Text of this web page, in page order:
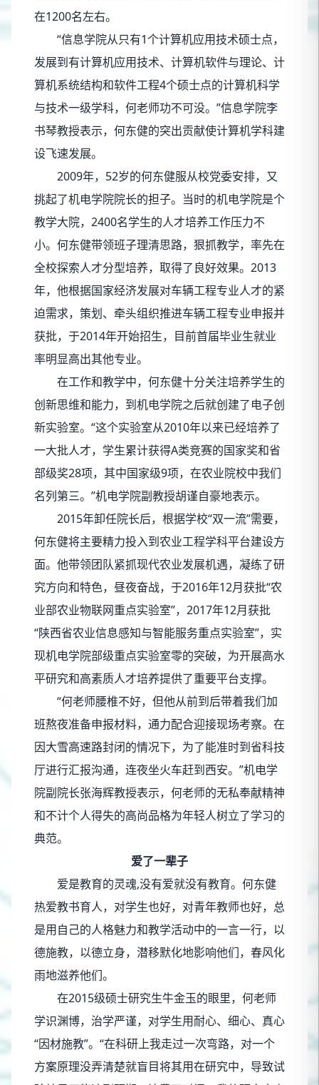
在1200名左右。
“信息学院从只有1个计算机应用技术硕士点，
发展到有计算机应用技术、计算机软件与理论、计
算机系统结构和软件工程4个硕士点的计算机科学
与技术一级学科，何老师功不可没。”信息学院李
书琴教授表示，何东健的突出贡献使计算机学科建
设飞速发展。
2009年，52岁的何东健服从校党委安排，又
挑起了机电学院院长的担子。当时的机电学院是个
教学大院，2400名学生的人才培养工作压力不
小。何东健带领班子理清思路，狠抓教学，率先在
全校探索人才分型培养，取得了良好效果。2013
年，他根据国家经济发展对车辆工程专业人才的紧
迫需求，策划、牵头组织推进车辆工程专业申报并
获批，于2014年开始招生，目前首届毕业生就业
率明显高出其他专业。
在工作和教学中，何东健十分关注培养学生的
创新思维和能力，到机电学院之后就创建了电子创
新实验室。“这个实验室从2010年以来已经培养了
一大批人才，学生累计获得A类竞赛的国家奖和省
部级奖28项，其中国家级9项，在农业院校中我们
名列第三。”机电学院副教授胡谨自豪地表示。
2015年卸任院长后，根据学校“双一流”需要，
何东健将主要精力投入到农业工程学科平台建设方
面。他带领团队紧抓现代农业发展机遇，凝练了研
究方向和特色，昼夜奋战，于2016年12月获批“农
业部农业物联网重点实验室”，2017年12月获批
“陕西省农业信息感知与智能服务重点实验室”，实
现机电学院部级重点实验室零的突破，为开展高水
平研究和高素质人才培养提供了重要平台支撑。
“何老师腰椎不好，但他从前到后带着我们加
班熬夜准备申报材料，通力配合迎接现场考察。在
因大雪高速路封闭的情况下，为了能准时到省科技
厅进行汇报沟通，连夜坐火车赶到西安。”机电学
院副院长张海辉教授表示，何老师的无私奉献精神
和不计个人得失的高尚品格为年轻人树立了学习的
典范。
爱了一辈子
爱是教育的灵魂,没有爱就没有教育。何东健
热爱教书育人，对学生也好，对青年教师也好，总
是用自己的人格魅力和教学活动中的一言一行，以
德施教，以德立身，潜移默化地影响他们，春风化
雨地滋养他们。
在2015级硕士研究生牛金玉的眼里，何老师
学识渊博，治学严谨，对学生用耐心、细心、真心
“因材施教”。“在科研上我走过一次弯路，对一个
方案原理没弄清楚就盲目将其用在研究中，导致试